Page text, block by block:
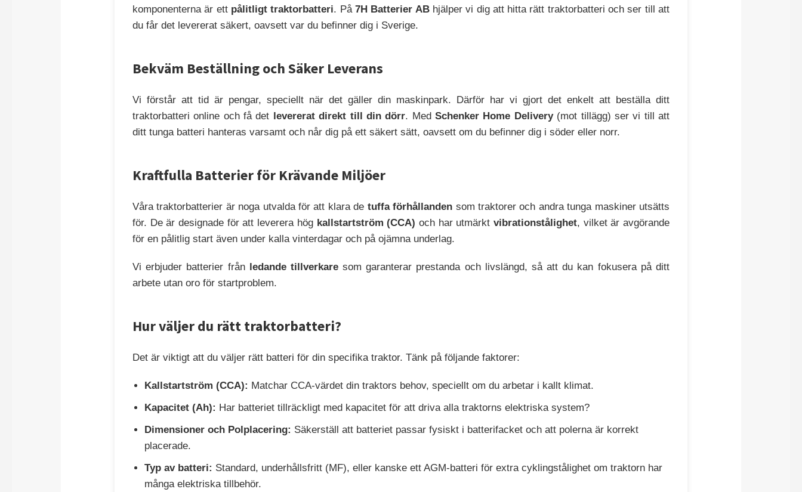
komponenterna är ett pålitligt traktorbatteri. På 7H Batterier ABhjälper vi dig att hitta rätt traktorbatteri och ser till att
du får det levererat säkert, oavsett var du befinner dig i Sverige.
Bekväm Beställning och Säker Leverans
Vi förstår att tid är pengar, speciellt när det gäller din maskinpark. Därför har vi gjort det enkelt att beställa ditt
traktorbatteri online och få det
levererat direkt till din dörr. MedSchenker Home Delivery(mot tillägg) ser vi till att
ditt tunga batteri hanteras varsamt och når dig på ett säkert sätt, oavsett om du befinner dig i söder eller norr.
Kraftfulla Batterier för Krävande Miljöer
Våra traktorbatterier är noga utvalda för att klara de tuffa förhållanden som traktorer och andra tunga maskiner utsätts
för. De är designade för att leverera hög kallstartström (CCA) och har utmärkt vibrationstålighet, vilket är avgörande
för en pålitlig start även under kalla vinterdagar och på ojämna underlag.
Vi erbjuder batterier från ledande tillverkaresom garanterar prestanda och livslängd, så att du kan fokusera på ditt
arbete utan oro för startproblem.
Hur väljer du rätt traktorbatteri?
Det är viktigt att du väljer rätt batteri för din specifika traktor. Tänk på följande faktorer:
Kallstartström (CCA): Matchar CCA-värdet din traktors behov, speciellt om du arbetar i kallt klimat.
Kapacitet (Ah): Har batteriet tillräckligt med kapacitet för att driva alla traktorns elektriska system?
Dimensioner och Polplacering: Säkerställ att batteriet passar fysiskt i batterifacket och att polerna är korrekt
placerade.
Typ av batteri: Standard, underhållsfritt (MF), eller kanske ett AGM-batteri för extra cyklingstålighet om traktorn har
många elektriska tillbehör.